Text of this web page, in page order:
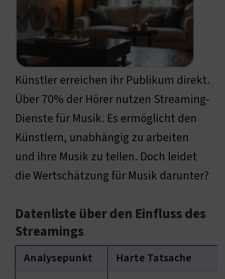
Künstler erreichen ihr Publikum direkt.
Über 70% der Hörer nutzen Streaming-
Dienste für Musik. Es ermöglicht den
Künstlern, unabhängig zu arbeiten
und ihre Musik zu teilen. Doch leidet
die Wertschätzung für Musik darunter?
Datenliste über den Einfluss des
Streamings
Analysepunkt Harte Tatsache